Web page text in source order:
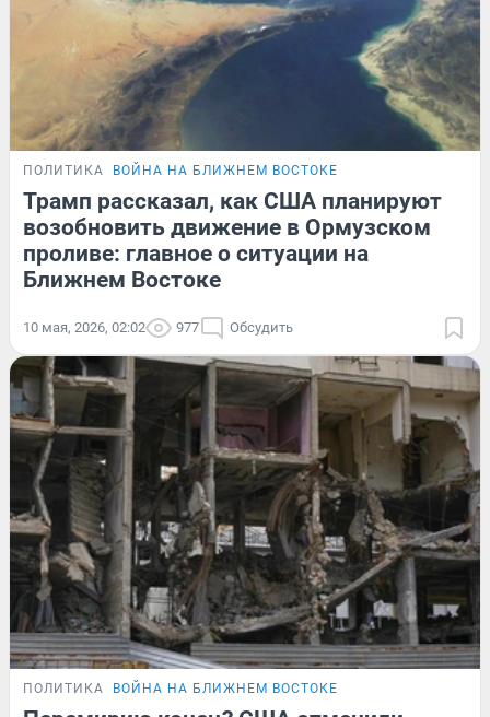
ПОЛИТИКА ВОЙНА НА БЛИЖНЕМ ВОСТОКЕ
Трамп рассказал, как США планируют
возобновить движение в Ормузском
проливе: главное о ситуации на
Ближнем Востоке
10 мая, 2026, 02:02 977 Обсудить
ПОЛИТИКА ВОЙНА НА БЛИЖНЕМ ВОСТОКЕ